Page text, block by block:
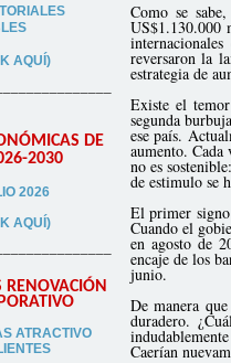
AQUÍ)
DE
2030
2026
AQUÍ)
RENOVACIÓN
ATRACTIVO
TES
Como se
US$1.130.000
reversaron la
estrategia de
Existe el
segunda
ese país.
aumento. Cada
no es
de estimulo se
El primer signo
Cuando el
en agosto de
encaje de los
junio.
De manera
duradero.
Caerían